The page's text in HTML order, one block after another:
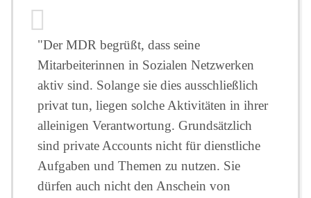
"Der MDR begrüßt, dass seine
Mitarbeiterinnen in Sozialen Netzwerken
aktiv sind. Solange sie dies ausschließlich
privat tun, liegen solche Aktivitäten in ihrer
alleinigen Verantwortung. Grundsätzlich
sind private Accounts nicht für dienstliche
Aufgaben und Themen zu nutzen. Sie
dürfen auch nicht den Anschein von